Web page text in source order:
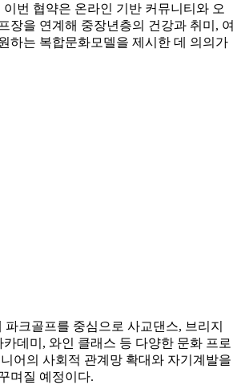
번 협약은 온라인 기반 커뮤니티와 오
장을 연계해 중장년층의 건강과 취미, 여
하는 복합문화모델을 제시한 데 의의가
파크골프를 중심으로 사교댄스, 브리지
데미, 와인 클래스 등 다양한 문화 프로
어의 사회적 관계망 확대와 자기계발을
며질 예정이다.